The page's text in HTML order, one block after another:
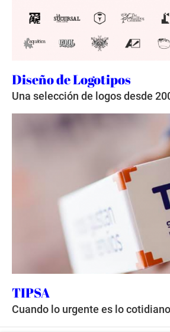
Diseño de Logotipos
Una selección de logos desde
TIPSA
Cuando lo urgente es lo cotidiano